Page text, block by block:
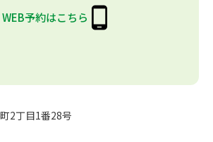
WEB予約はこちら
2丁目1番28号